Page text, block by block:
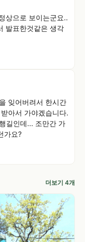
상으로 보이는군요..
발표한것같은 생각
잊어버려서 한시간
아서 가야겠습니다.
길인데... 조만간 가
가요?
더보기 4개